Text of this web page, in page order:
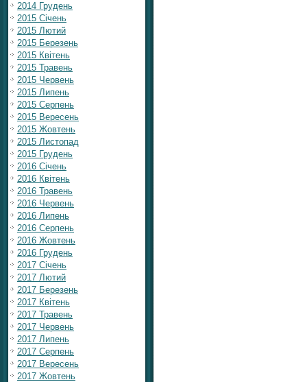
2014 Грудень
2015 Січень
2015 Лютий
2015 Березень
2015 Квітень
2015 Травень
2015 Червень
2015 Липень
2015 Серпень
2015 Вересень
2015 Жовтень
2015 Листопад
2015 Грудень
2016 Січень
2016 Квітень
2016 Травень
2016 Червень
2016 Липень
2016 Серпень
2016 Жовтень
2016 Грудень
2017 Січень
2017 Лютий
2017 Березень
2017 Квітень
2017 Травень
2017 Червень
2017 Липень
2017 Серпень
2017 Вересень
2017 Жовтень